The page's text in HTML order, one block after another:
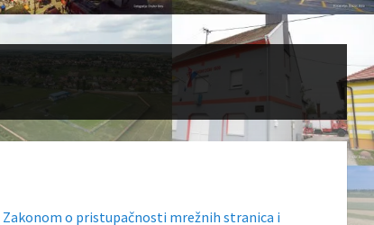
Zakonom o pristupačnosti mrežnih stranica i